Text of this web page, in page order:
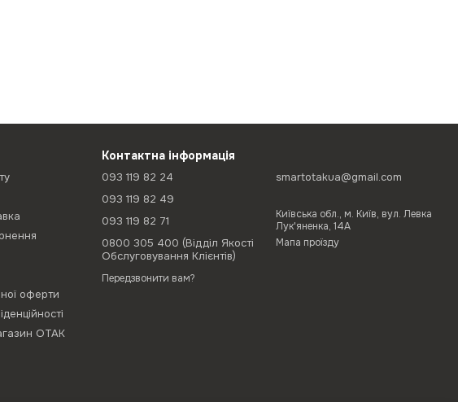
оферти
ОТАК
Контактна інформація
093 119 82 24
093 119 82 49
093 119 82 71
0800 305 400 (Відділ Якості
Обслуговування Клієнтів)
Передзвонити вам?
smartotakua@gmail.com
Київська обл., м. Київ, вул. Левка
Лук'яненка, 14А
Мапа проїзду